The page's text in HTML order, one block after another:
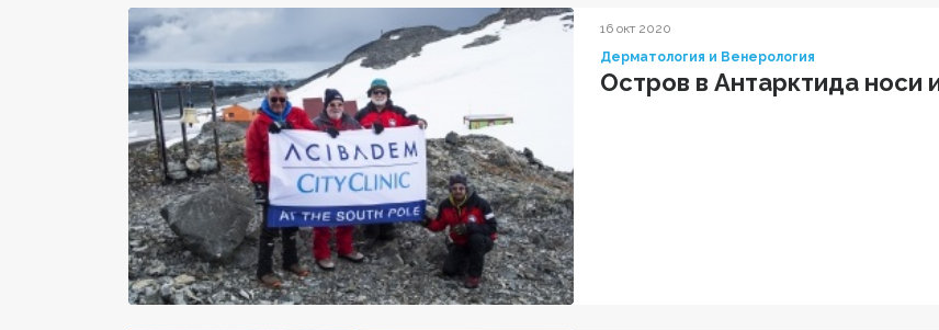
16 окт 2020
Дерматология и Венерология
Остров в Антарктида носи